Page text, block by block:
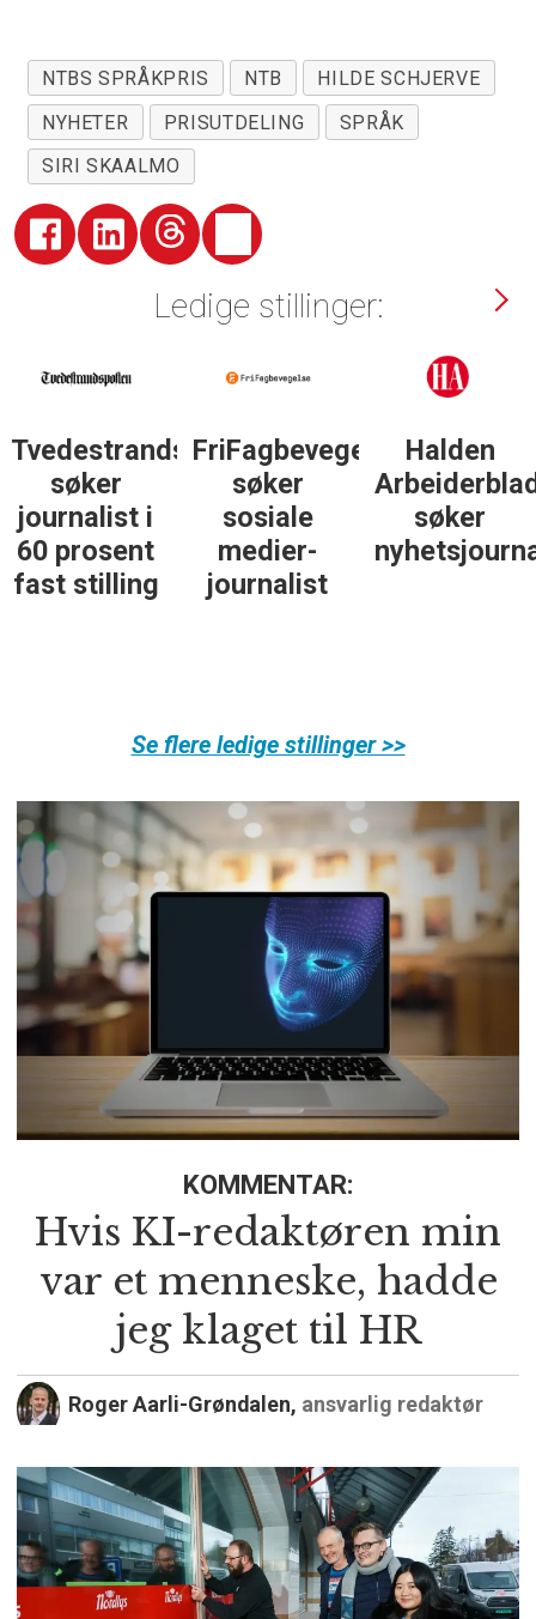
NTBS SPRÅKPRIS NTB
HILDE SCHJERVE
NYHETER
PRISUTDELING
SPRÅK
SIRI SKAALMO
Ledige stillinger:
Tvedestrandsposten
søker
journalist i
60 prosent
fast stilling
FriFagbevegelse
søker
sosiale
medier-
journalist
Halden
søker
Se flere ledige stillinger >>
KOMMENTAR:
Hvis KI-redaktøren min
var et menneske, hadde
jeg klaget til HR
Roger Aarli-Grøndalen, ansvarlig redaktør